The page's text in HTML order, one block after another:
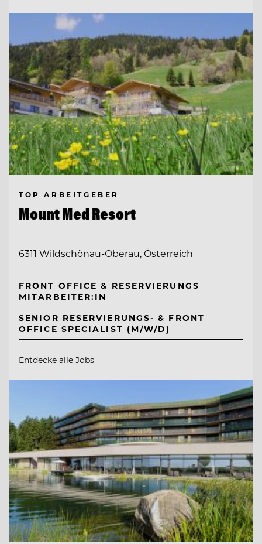
TOP ARBEITGEBER
Mount Med Resort
6311 Wildschönau-Oberau, Österreich
FRONT OFFICE & RESERVIERUNGS
MITARBEITER:IN
SENIOR RESERVIERUNGS- & FRONT
OFFICE SPECIALIST (M/W/D)
Entdecke alle Jobs